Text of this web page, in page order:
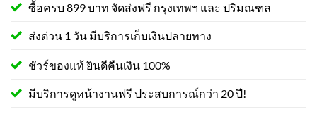
ซื้อครบ 899 บาท จัดส่งฟรี กรุงเทพฯ และ ปริมณฑล
ส่งด่วน 1 วัน มีบริการเก็บเงินปลายทาง
ชัวร์ของแท้ ยินดีคืนเงิน 100%
มีบริการดูหน้างานฟรี ประสบการณ์กว่า 20 ปี!